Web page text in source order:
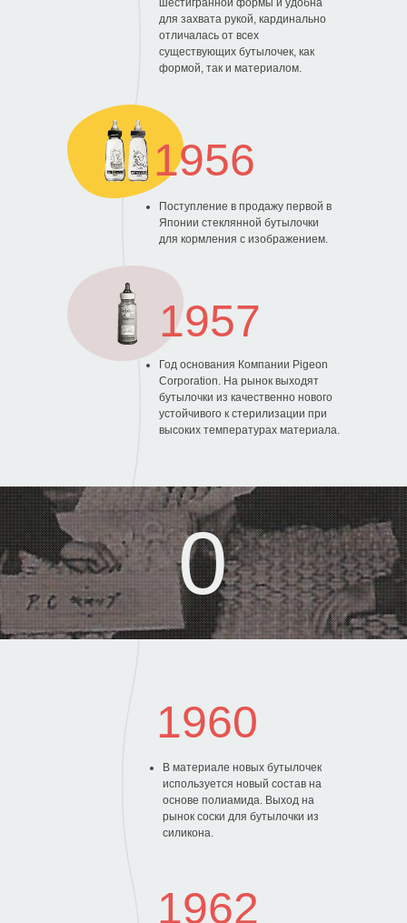
1957
Год основания Компании Pigeon
Corporation. На рынок выходят
бутылочки из качественно нового
устойчивого к стерилизации при
высоких температурах материала.
1956
Поступление в продажу первой в
Японии стеклянной бутылочки
для кормления с изображением.
шестигранной формы и удобна
для захвата рукой, кардинально
отличалась от всех
существующих бутылочек, как
формой, так и материалом.
1960
В материале новых бутылочек
используется новый состав на
основе полиамида. Выход на
рынок соски для бутылочки из
силикона.
1962